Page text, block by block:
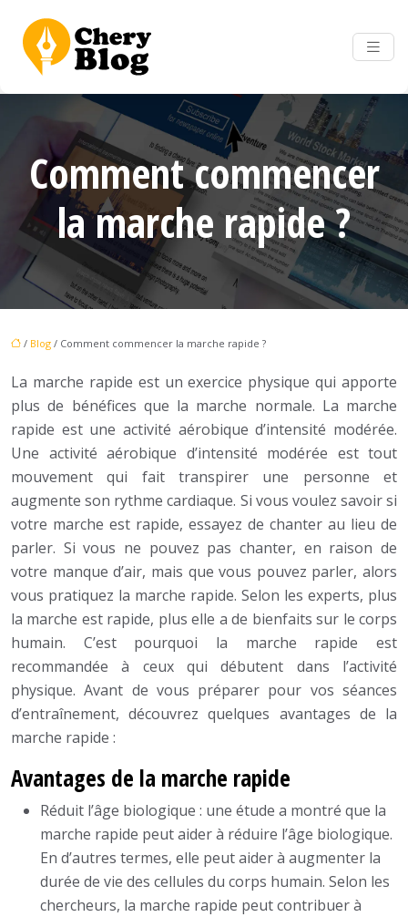
Comment commencer
la marche rapide ?
/ Blog / Comment commencer la marche rapide ?
La marche rapide est un exercice physique qui apporte
plus de bénéfices que la marche normale. La marche
rapide est une activité aérobique d’intensité modérée.
Une activité aérobique d’intensité modérée est tout
mouvement qui fait transpirer une personne et
augmente son rythme cardiaque. Si vous voulez savoir si
votre marche est rapide, essayez de chanter au lieu de
parler. Si vous ne pouvez pas chanter, en raison de
votre manque d’air, mais que vous pouvez parler, alors
vous pratiquez la marche rapide. Selon les experts, plus
la marche est rapide, plus elle a de bienfaits sur le corps
humain. C’est pourquoi la marche rapide est
recommandée à ceux qui débutent dans l’activité
physique. Avant de vous préparer pour vos séances
d’entraînement, découvrez quelques avantages de la
marche rapide :
Avantages de la marche rapide
Réduit l’âge biologique : une étude a montré que la
marche rapide peut aider à réduire l’âge biologique.
En d’autres termes, elle peut aider à augmenter la
durée de vie des cellules du corps humain. Selon les
chercheurs, la marche rapide peut contribuer à